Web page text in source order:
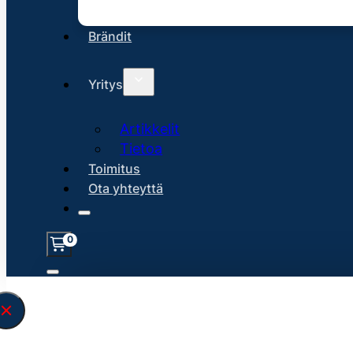
Brändit
Yritys
Artikkelit
Tietoa
Toimitus
Ota yhteyttä
0